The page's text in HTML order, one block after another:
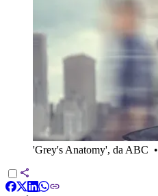
'Grey's Anatomy', da ABC •